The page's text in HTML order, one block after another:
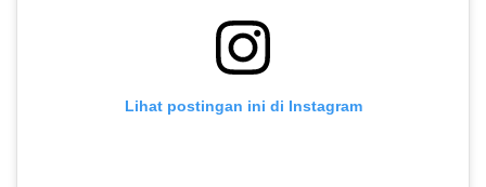
Lihat postingan ini di Instagram